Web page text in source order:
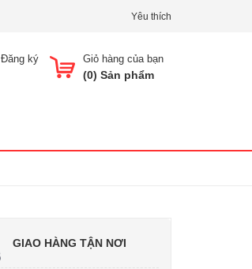
Yêu thích
Giỏ hàng của bạn
(0) Sản phẩm
Đăng ký
GIAO HÀNG TẬN NƠI